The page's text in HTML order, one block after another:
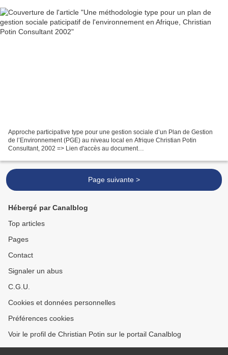
Approche participative type pour une gestion sociale d’un Plan de Gestion
de l’Environnement (PGE) au niveau local en Afrique Christian Potin
Consultant, 2002 => Lien d'accès au document
Christian...
Page suivante >
Hébergé par Canalblog
Top articles
Pages
Contact
Signaler un abus
C.G.U.
Cookies et données personnelles
Préférences cookies
Voir le profil de Christian Potin sur le portail Canalblog